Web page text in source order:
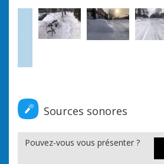
Précédent
Sources sonores
Pouvez-vous vous présenter ?